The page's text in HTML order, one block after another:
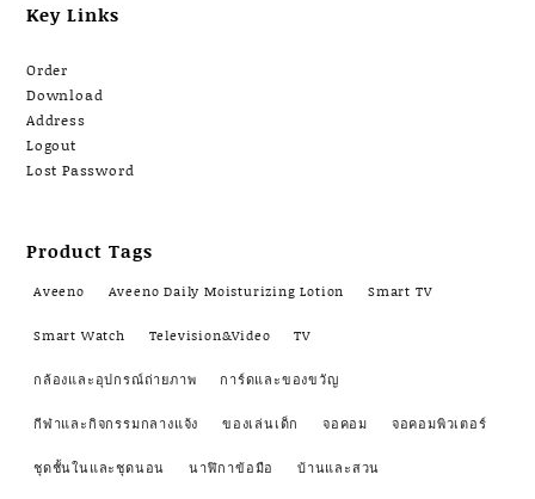
Key Links
Order
Download
Address
Logout
Lost Password
Product Tags
Aveeno Aveeno Daily Moisturizing Lotion Smart TV
Smart Watch Television&Video TV
กล้องและอุปกรณ์ถ่ายภาพ การ์ดและของขวัญ
กีฬาและกิจกรรมกลางแจ้ง ของเล่นเด็ก จอคอม จอคอมพิวเตอร์
ชุดชั้นในและชุดนอน นาฬิกาข้อมือ บ้านและสวน